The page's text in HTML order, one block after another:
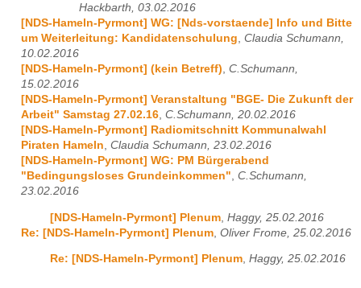
Hackbarth, 03.02.2016
[NDS-Hameln-Pyrmont] WG: [Nds-vorstaende] Info und Bitte
um Weiterleitung: Kandidatenschulung Claudia Schumann,
10.02.2016
[NDS-Hameln-Pyrmont] (kein Betreff) C.Schumann,
15.02.2016
[NDS-Hameln-Pyrmont] Veranstaltung "BGE- Die Zukunft der
Arbeit" Samstag 27.02.16 C.Schumann, 20.02.2016
[NDS-Hameln-Pyrmont] Radiomitschnitt Kommunalwahl
Piraten Hameln Claudia Schumann, 23.02.2016
[NDS-Hameln-Pyrmont] WG: PM Bürgerabend
"Bedingungsloses Grundeinkommen" C.Schumann,
23.02.2016
[NDS-Hameln-Pyrmont] Plenum Haggy, 25.02.2016
Re: [NDS-Hameln-Pyrmont] Plenum Oliver Frome, 25.02.2016
Re: [NDS-Hameln-Pyrmont] Plenum, Haggy, 25.02.2016